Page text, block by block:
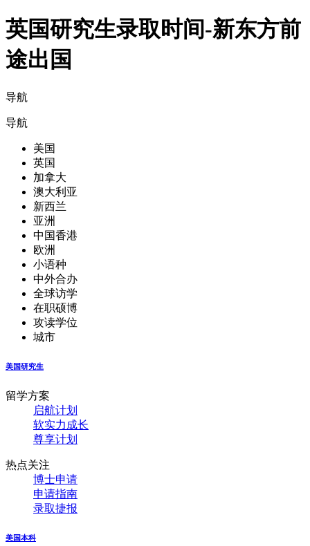
英国研究生录取时间-新东方前
途出国
导航
导航
美国
英国
加拿大
澳大利亚
新西兰
亚洲
中国香港
欧洲
小语种
中外合办
全球访学
在职硕博
攻读学位
城市
美国研究生
留学方案
启航计划
软实力成长
尊享计划
热点关注
博士申请
申请指南
录取捷报
美国本科